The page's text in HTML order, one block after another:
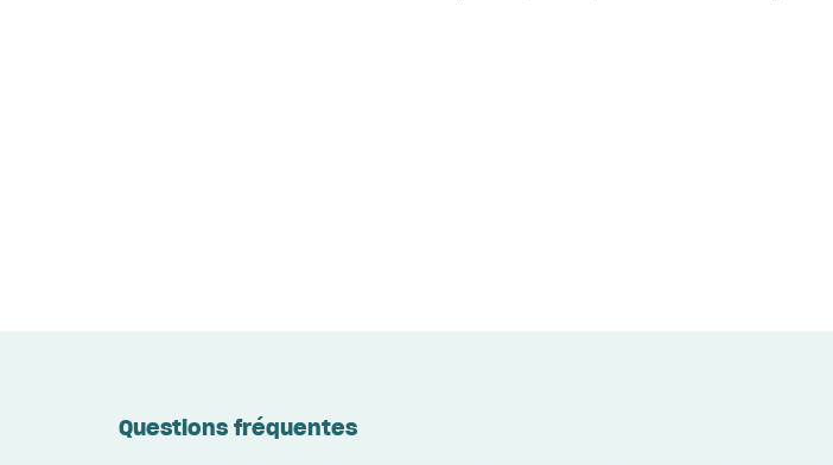
Questions fréquentes